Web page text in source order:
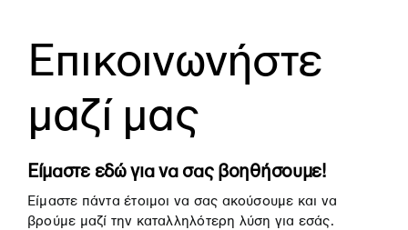
Επικοινωνήστε
μαζί μας
Είμαστε εδώ για να σας βοηθήσουμε!
Είμαστε πάντα έτοιμοι να σας ακούσουμε και να
βρούμε μαζί την καταλληλότερη λύση για εσάς.